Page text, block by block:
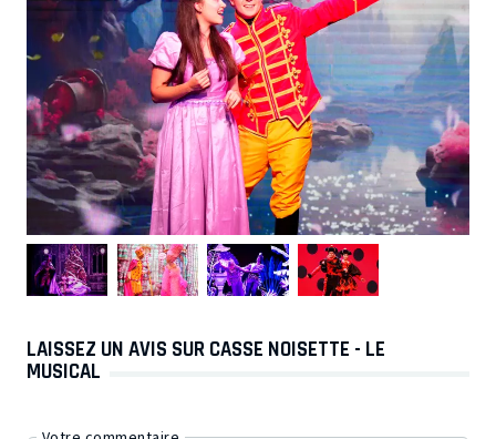
LAISSEZ UN AVIS SUR CASSE NOISETTE - LE
MUSICAL